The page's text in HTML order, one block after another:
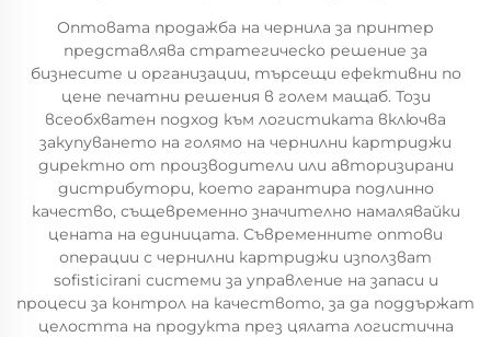
Оптовата продажба на чернила за принтер
представлява стратегическо решение за
бизнесите и организации, търсещи ефективни по
цене печатни решения в голем мащаб. Този
всеобхватен подход към логистиката включва
закупуването на голямо на чернилни картриджи
директно от производители или авторизирани
дистрибутори, което гарантира подлинно
качество, същевременно значително намалявайки
цената на единицата. Съвременните оптови
операции с чернилни картриджи използват
sofisticirani системи за управление на запаси и
процеси за контрол на качеството, за да поддържат
целостта на продукта през цялата логистична